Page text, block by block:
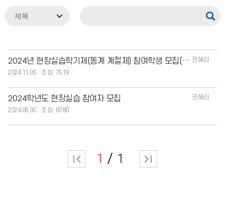
2024년 현장실습학기제(동계 계절제) 참여학생 모집(수요조사) 권혜리
2024.11.05
7519
2024학년도 현장실습 참여자 모집
권혜리
2024.05.30
8780
1 1